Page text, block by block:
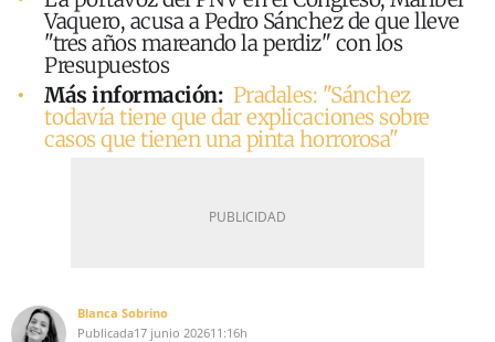
Vaquero, acusa a Pedro Sánchez de que lleve
"tres años mareando la perdiz" con los
Presupuestos
Más información: Pradales: "Sánchez
todavía tiene que dar explicaciones sobre
casos que tienen una pinta horrorosa"
Blanca Sobrino
Publicada17 junio 202611:16h